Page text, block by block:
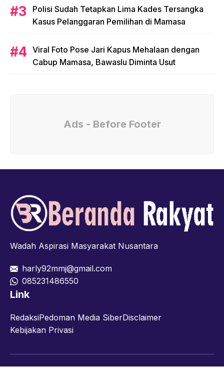
Polisi Sudah Tetapkan Lima Kades Tersangka
Kasus Pelanggaran Pemilihan di Mamasa
Viral Foto Pose Jari Kapus Mehalaan dengan
Cabup Mamasa, Bawaslu Diminta Usut
Ads - Before Footer
Wadah Aspirasi Masyarakat Nusantara
harly92mmj@gmail.com
085231486550
Link
RedaksiPedoman Media SiberDisclaimer
Kebijakan Privasi